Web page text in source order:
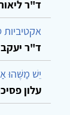
ד"ר
ד"ר יעקב
יֵשׁ מַשֶּׁהוּ
עלון